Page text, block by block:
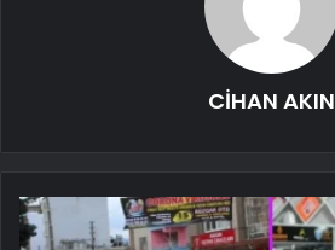
CİHAN AKIN